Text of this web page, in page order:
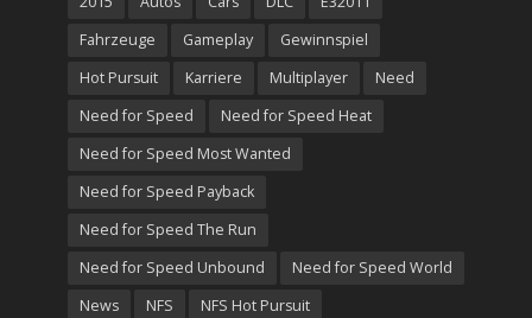
Fahrzeuge
Gameplay
Gewinnspiel
Hot Pursuit
Karriere Multiplayer
Need
Need for Speed
Need for Speed Heat
Need for Speed Most Wanted
Need for Speed Payback
Need for Speed The Run
Need for Speed Unbound
Need for Speed World
News
NFS
NFS Hot Pursuit